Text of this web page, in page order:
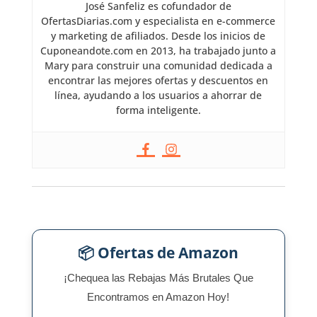
José Sanfeliz es cofundador de
OfertasDiarias.com y especialista en e-commerce
y marketing de afiliados. Desde los inicios de
Cuponeandote.com en 2013, ha trabajado junto a
Mary para construir una comunidad dedicada a
encontrar las mejores ofertas y descuentos en
línea, ayudando a los usuarios a ahorrar de
forma inteligente.
📦 Ofertas de Amazon
¡Chequea las Rebajas Más Brutales Que
Encontramos en Amazon Hoy!